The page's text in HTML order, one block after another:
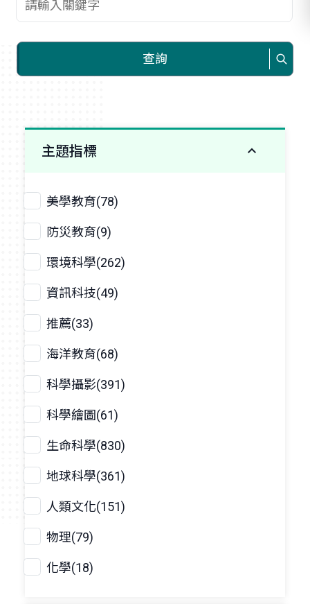
查詢
主題指標
美學教育(78)
防災教育(9)
環境科學(262)
資訊科技(49)
推薦(33)
海洋教育(68)
科學攝影(391)
科學繪圖(61)
生命科學(830)
地球科學(361)
人類文化(151)
物理(79)
化學(18)